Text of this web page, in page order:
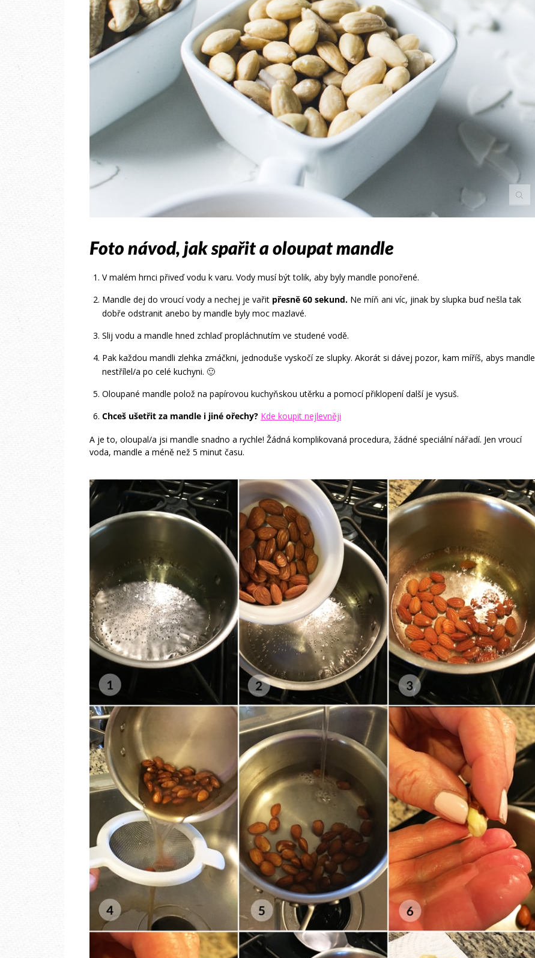
Foto návod, jak spařit a oloupat mandle
V malém hrnci přiveď vodu k varu. Vody musí být tolik, aby byly mandle ponořené.
Mandle dej do vroucí vody a nechej je vařit přesně 60 sekund. Ne míň ani víc, jinak by slupka buď nešla tak
dobře odstranit anebo by mandle byly moc mazlavé.
Slij vodu a mandle hned zchlaď propláchnutím ve studené vodě.
Pak každou mandli zlehka zmáčkni, jednoduše vyskočí ze slupky. Akorát si dávej pozor, kam míříš, abys mandle
nestřílel/a po celé kuchyni. 🙂
Oloupané mandle polož na papírovou kuchyňskou utěrku a pomocí přiklopení další je vysuš.
Chceš ušetřit za mandle i jiné ořechy? Kde koupit nejlevněji
A je to, oloupal/a jsi mandle snadno a rychle! Žádná komplikovaná procedura, žádné speciální nářadí. Jen vroucí
voda, mandle a méně než 5 minut času.